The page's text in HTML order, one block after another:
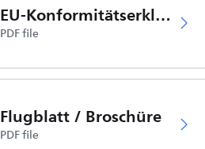
EU-Konformitätserklärung
PDF file
Flugblatt / Broschüre
PDF file